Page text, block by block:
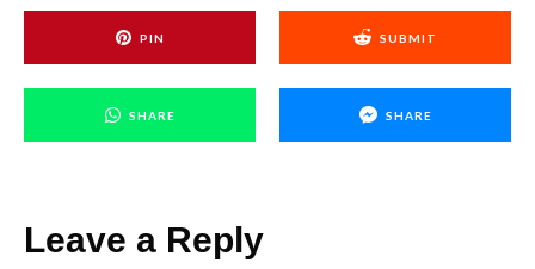
PIN SUBMIT
SHARE SHARE
Leave a Reply